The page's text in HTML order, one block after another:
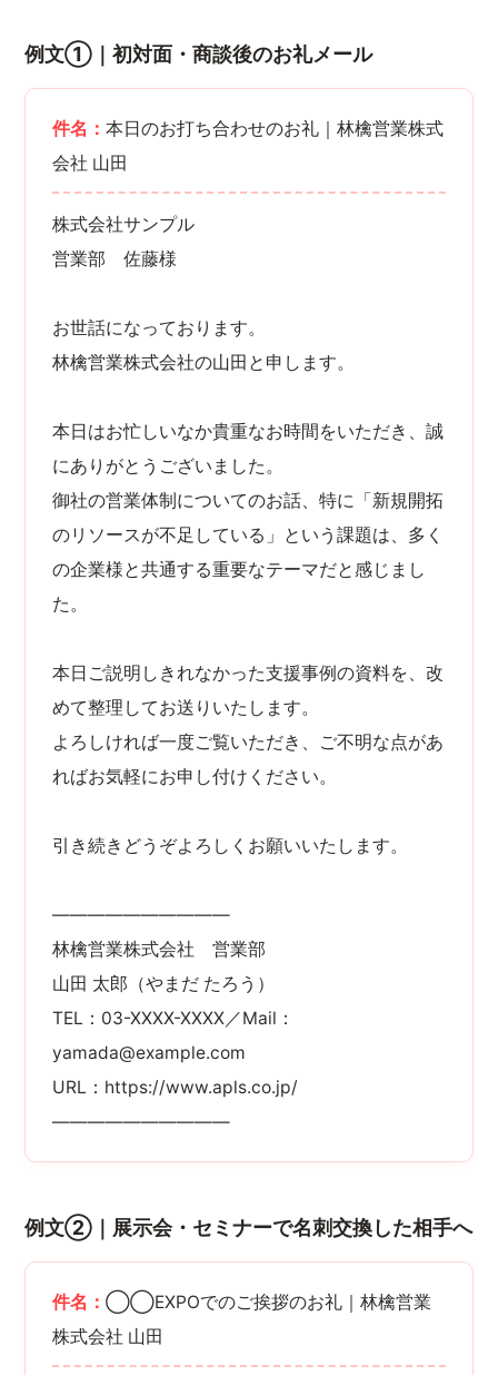
例文①｜初対面・商談後のお礼メール
件名：本日のお打ち合わせのお礼｜林檎営業株式
会社 山田
株式会社サンプル
営業部 佐藤様
お世話になっております。
林檎営業株式会社の山田と申します。
本日はお忙しいなか貴重なお時間をいただき、誠
にありがとうございました。
御社の営業体制についてのお話、特に「新規開拓
のリソースが不足している」という課題は、多く
の企業様と共通する重要なテーマだと感じまし
た。
本日ご説明しきれなかった支援事例の資料を、改
めて整理してお送りいたします。
よろしければ一度ご覧いただき、ご不明な点があ
ればお気軽にお申し付けください。
引き続きどうぞよろしくお願いいたします。
――――――――――
林檎営業株式会社 営業部
山田 太郎（やまだ たろう）
TEL：03-XXXX-XXXX／Mail：
yamada@example.com
URL：https://www.apls.co.jp/
――――――――――
例文②｜展示会・セミナーで名刺交換した相手へ
件名：◯◯EXPOでのご挨拶のお礼｜林檎営業
株式会社 山田